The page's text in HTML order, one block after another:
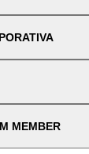
MEMBER